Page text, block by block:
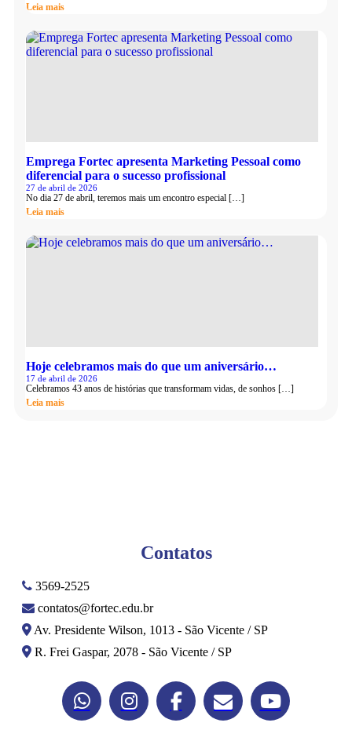
Leia mais
Emprega Fortec apresenta Marketing Pessoal como
diferencial para o sucesso profissional
27 de abril de 2026
No dia 27 de abril, teremos mais um encontro especial […]
Leia mais
Hoje celebramos mais do que um aniversário…
17 de abril de 2026
Celebramos 43 anos de histórias que transformam vidas, de sonhos […]
Leia mais
Contatos
3569-2525
contatos@fortec.edu.br
Av. Presidente Wilson, 1013 - São Vicente / SP
R. Frei Gaspar, 2078 - São Vicente / SP